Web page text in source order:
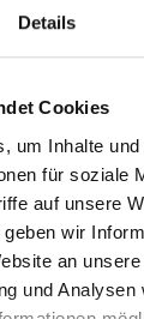
Details
Cookies
um Inhalte
für soziale
auf unsere
wir
an
und Analysen
den Warenkorb
88,68